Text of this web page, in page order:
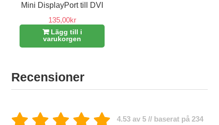
Mini DisplayPort till DVI
135,00kr
Lägg till i
varukorgen
Recensioner
4.53 av 5 // baserat på 234